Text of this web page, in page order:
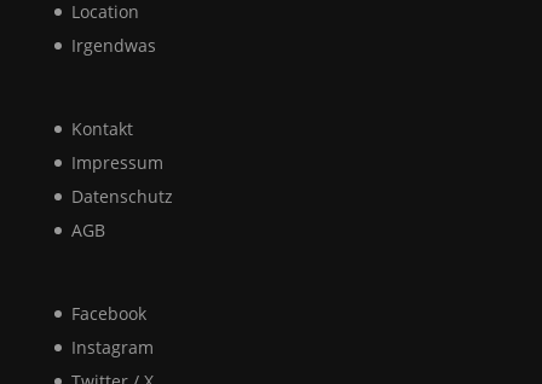
Location
Irgendwas
Kontakt
Impressum
Datenschutz
AGB
Facebook
Instagram